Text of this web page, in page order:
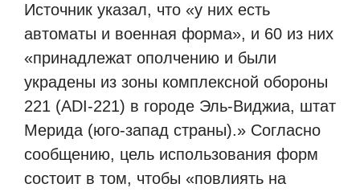
Источник указал, что «у них есть
автоматы и военная форма», и 60 из них
«принадлежат ополчению и были
украдены из зоны комплексной обороны
221 (ADI-221) в городе Эль-Виджиа, штат
Мерида (юго-запад страны).» Согласно
сообщению, цель использования форм
состоит в том, чтобы «повлиять на